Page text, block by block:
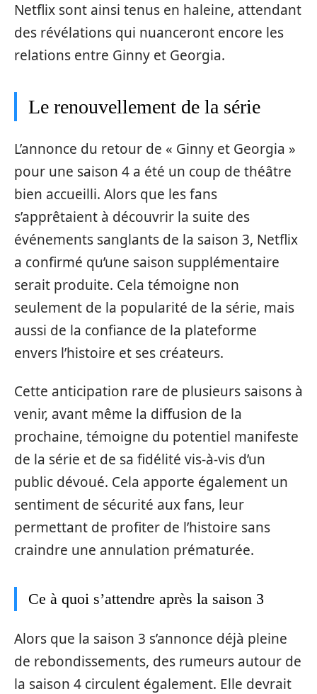
Netflix sont ainsi tenus en haleine, attendant
des révélations qui nuanceront encore les
relations entre Ginny et Georgia.
Le renouvellement de la série
L’annonce du retour de « Ginny et Georgia »
pour une saison 4 a été un coup de théâtre
bien accueilli. Alors que les fans
s’apprêtaient à découvrir la suite des
événements sanglants de la saison 3, Netflix
a confirmé qu’une saison supplémentaire
serait produite. Cela témoigne non
seulement de la popularité de la série, mais
aussi de la confiance de la plateforme
envers l’histoire et ses créateurs.
Cette anticipation rare de plusieurs saisons à
venir, avant même la diffusion de la
prochaine, témoigne du potentiel manifeste
de la série et de sa fidélité vis-à-vis d’un
public dévoué. Cela apporte également un
sentiment de sécurité aux fans, leur
permettant de profiter de l’histoire sans
craindre une annulation prématurée.
Ce à quoi s’attendre après la saison 3
Alors que la saison 3 s’annonce déjà pleine
de rebondissements, des rumeurs autour de
la saison 4 circulent également. Elle devrait